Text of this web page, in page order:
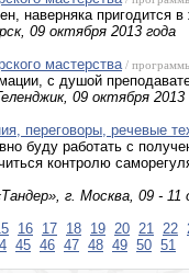
наверняка пригодится
09 октября 2013 года
мастерства /
с душой
09 октября 2013
переговоры, речевые
буду работать с
контролю
г. Москва, 09 - 11
16 17 18 19 20 21 22
45 46 47 48 49 50 51